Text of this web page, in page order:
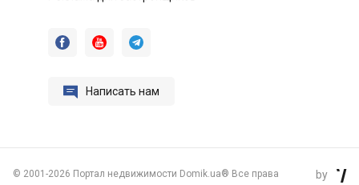
  
 Написать нам
© 2001-2026 Портал недвижимости Domik.ua® Все права
by 